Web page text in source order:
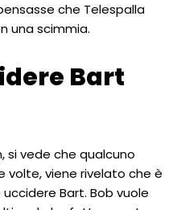
che Telespalla
una scimmia.
Bart
si vede che qualcuno
volte, viene rivelato che è
Bart. Bob vuole